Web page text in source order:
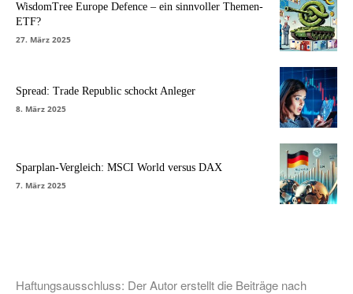
WisdomTree Europe Defence – ein sinnvoller Themen-
ETF?
27. März 2025
Spread: Trade Republic schockt Anleger
8. März 2025
Sparplan-Vergleich: MSCI World versus DAX
7. März 2025
Haftungsausschluss: Der Autor erstellt die Beiträge nach